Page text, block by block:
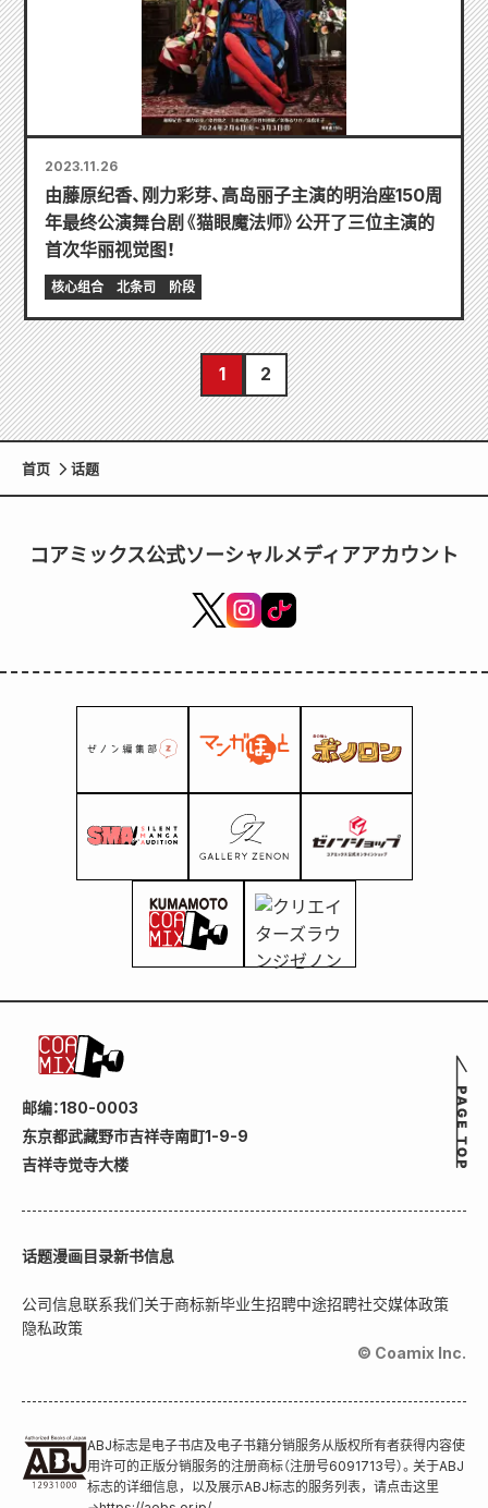
2023.11.26
由藤原纪香、刚力彩芽、高岛丽子主演的明治座150周
年最终公演舞台剧《猫眼魔法师》公开了三位主演的
首次华丽视觉图！
核心组合 北条司 阶段
1 2
首页 话题
コアミックス公式ソーシャルメディアアカウント
邮编：180-0003
东京都武藏野市吉祥寺南町1-9-9
吉祥寺觉寺大楼
话题漫画目录新书信息
公司信息联系我们关于商标新毕业生招聘中途招聘社交媒体政策
隐私政策
© Coamix Inc.
ABJ标志是电子书店及电子书籍分销服务从版权所有者获得内容使
用许可的正版分销服务的注册商标（注册号6091713号）。关于ABJ
标志的详细信息，以及展示ABJ标志的服务列表，请点击这里